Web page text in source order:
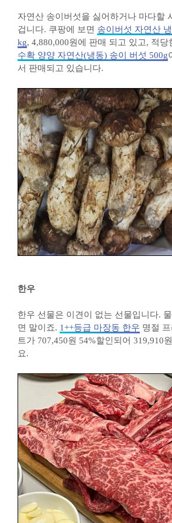
자연산 송이버섯을 싫어하거나 마다할
겁니다. 쿠팡에 보면 송이버섯 자연산
kg, 4,880,000원에 판매 되고 있고, 적당
수확 양양 자연산(냉동) 송이 버섯 500g
서 판매되고 있습니다.
한우
한우 선물은 이견이 없는 선물입니다.
면 말이죠. 1++등급 마장동 한우 명절
트가 707,450원 54%할인되어 319,910
요.